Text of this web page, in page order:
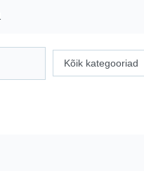
Kõik kategooriad